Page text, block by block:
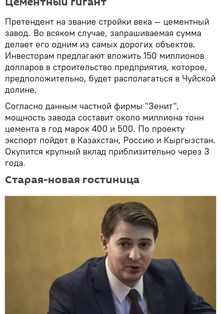
Претендент на звание стройки века — цементный
завод. Во всяком случае, запрашиваемая сумма
делает его одним из самых дорогих объектов.
Инвесторам предлагают вложить 150 миллионов
долларов в строительство предприятия, которое,
предположительно, будет располагаться в Чуйской
долине.
Согласно данным частной фирмы "Зенит",
мощность завода составит около миллиона тонн
цемента в год марок 400 и 500. По проекту
экспорт пойдет в Казахстан, Россию и Кыргызстан.
Окупится крупный вклад приблизительно через 3
года.
Старая-новая гостиница